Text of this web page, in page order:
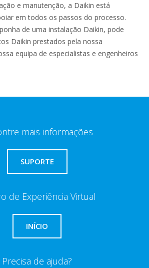
e manutenção, a Daikin está
em todos os passos do processo.
de uma instalação Daikin, pode
Daikin prestados pela nossa
equipa de especialistas e engenheiros
mais informações
SUPORTE
de Experiência Virtual
INÍCIO
Precisa de ajuda?